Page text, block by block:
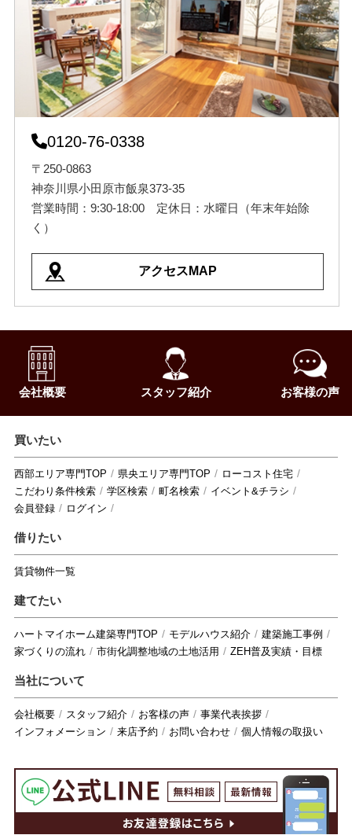
0120-76-0338
〒250-0863
神奈川県小田原市飯泉373-35
営業時間：9:30-18:00 定休日：水曜日（年末年始除
く）
アクセスMAP
会社概要 スタッフ紹介 お客様の声
買いたい
西部エリア専門TOP 県央エリア専門TOP
ローコスト住宅
こだわり条件検索
学区検索 町名検索
イベント&チラシ
会員登録
ログイン
借りたい
賃貸物件一覧
建てたい
ハートマイホーム建築専門TOP モデルハウス紹介
建築施工事例
家づくりの流れ
市街化調整地域の土地活用 ZEH普及実績・目標
当社について
会社概要 スタッフ紹介 お客様の声
事業代表挨拶
インフォメーション
来店予約 お問い合わせ 個人情報の取扱い